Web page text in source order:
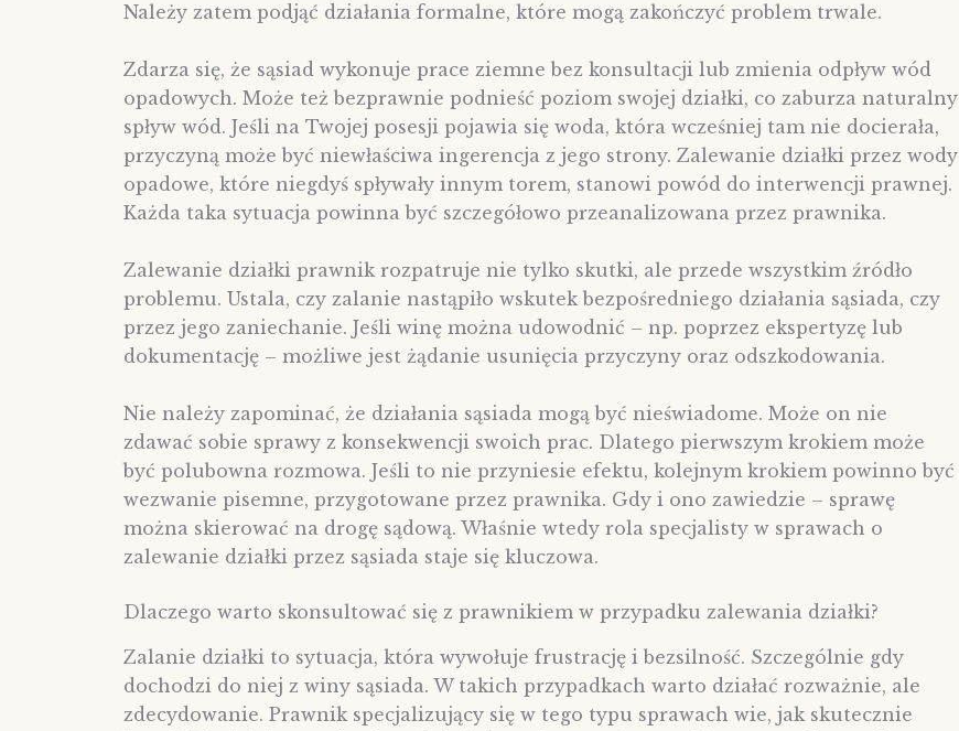
Należy zatem podjąć działania formalne, które mogą zakończyć problem trwale.
Zdarza się, że sąsiad wykonuje prace ziemne bez konsultacji lub zmienia odpływ wód
opadowych. Może też bezprawnie podnieść poziom swojej działki, co zaburza naturalny
spływ wód. Jeśli na Twojej posesji pojawia się woda, która wcześniej tam nie docierała,
przyczyną może być niewłaściwa ingerencja z jego strony. Zalewanie działki przez wody
opadowe, które niegdyś spływały innym torem, stanowi powód do interwencji prawnej.
Każda taka sytuacja powinna być szczegółowo przeanalizowana przez prawnika.
Zalewanie działki prawnik rozpatruje nie tylko skutki, ale przede wszystkim źródło
problemu. Ustala, czy zalanie nastąpiło wskutek bezpośredniego działania sąsiada, czy
przez jego zaniechanie. Jeśli winę można udowodnić – np. poprzez ekspertyzę lub
dokumentację – możliwe jest żądanie usunięcia przyczyny oraz odszkodowania.
Nie należy zapominać, że działania sąsiada mogą być nieświadome. Może on nie
zdawać sobie sprawy z konsekwencji swoich prac. Dlatego pierwszym krokiem może
być polubowna rozmowa. Jeśli to nie przyniesie efektu, kolejnym krokiem powinno być
wezwanie pisemne, przygotowane przez prawnika. Gdy i ono zawiedzie – sprawę
można skierować na drogę sądową. Właśnie wtedy rola specjalisty w sprawach o
zalewanie działki przez sąsiada staje się kluczowa.
Dlaczego warto skonsultować się z prawnikiem w przypadku zalewania działki?
Zalanie działki to sytuacja, która wywołuje frustrację i bezsilność. Szczególnie gdy
dochodzi do niej z winy sąsiada. W takich przypadkach warto działać rozważnie, ale
zdecydowanie. Prawnik specjalizujący się w tego typu sprawach wie, jak skutecznie